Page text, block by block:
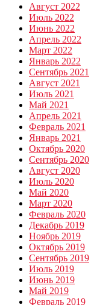
Август 2022
Июль 2022
Июнь 2022
Апрель 2022
Март 2022
Январь 2022
Сентябрь 2021
Август 2021
Июль 2021
Май 2021
Апрель 2021
Февраль 2021
Январь 2021
Октябрь 2020
Сентябрь 2020
Август 2020
Июль 2020
Май 2020
Март 2020
Февраль 2020
Декабрь 2019
Ноябрь 2019
Октябрь 2019
Сентябрь 2019
Июль 2019
Июнь 2019
Май 2019
Февраль 2019